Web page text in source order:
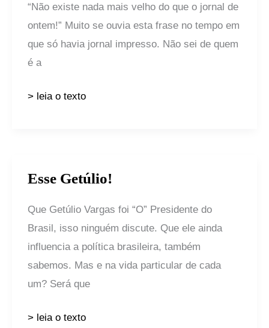
“Não existe nada mais velho do que o jornal de
ontem!” Muito se ouvia esta frase no tempo em
que só havia jornal impresso. Não sei de quem
é a
> leia o texto
Esse Getúlio!
Que Getúlio Vargas foi “O” Presidente do
Brasil, isso ninguém discute. Que ele ainda
influencia a política brasileira, também
sabemos. Mas e na vida particular de cada
um? Será que
Esse
> leia o texto